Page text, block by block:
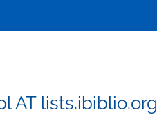
AT lists.ibiblio.org